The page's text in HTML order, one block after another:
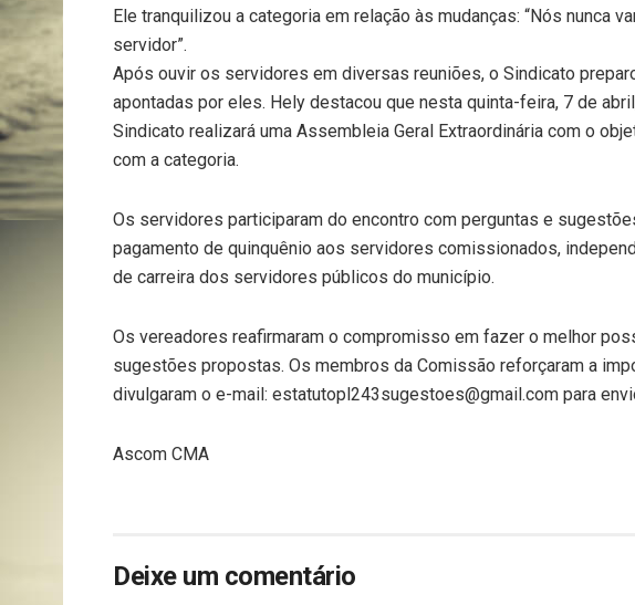
Ele tranquilizou a categoria em relação às mudanças: “Nós nunca
servidor”.
Após ouvir os servidores em diversas reuniões, o Sindicato
apontadas por eles. Hely destacou que nesta quinta-feira, 7 de
Sindicato realizará uma Assembleia Geral Extraordinária com o
com a categoria.
Os servidores participaram do encontro com perguntas e
pagamento de quinquênio aos servidores comissionados,
de carreira dos servidores públicos do município.
Os vereadores reafirmaram o compromisso em fazer o melhor
sugestões propostas. Os membros da Comissão reforçaram a
divulgaram o e-mail: estatutopl243sugestoes@gmail.com para
Ascom CMA
Deixe um comentário